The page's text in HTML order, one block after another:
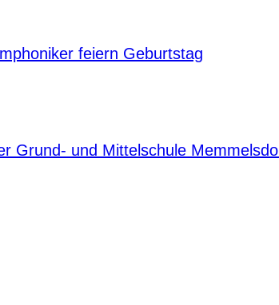
feiern Geburtstag
Grund- und Mittelschule